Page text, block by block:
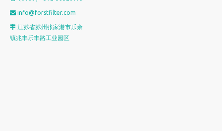
 info@forstfilter.com
 江苏省苏州张家港市乐余
镇兆丰乐丰路工业园区